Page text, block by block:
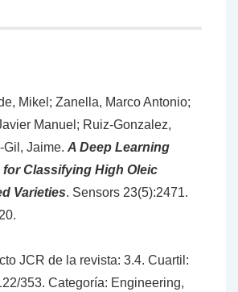
Mikel; Zanella, Marco Antonio;
Manuel; Ruiz-Gonzalez,
Gil, Jaime. A Deep Learning
for Classifying High Oleic
Varieties. Sensors 23(5):2471.
JCR de la revista: 3.4. Cuartil:
353. Categoría: Engineering,